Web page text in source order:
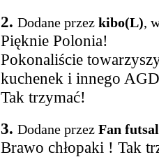
2. Dodane przez kibo(L),
Pięknie Polonia!
Pokonaliście
kuchenek i innego
Tak trzymać!
3. Dodane przez Fan
Brawo chłopaki ! Tak